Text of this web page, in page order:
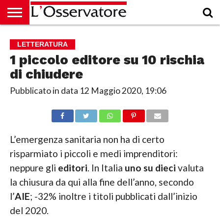
CULTURA
ECONOMIA
RUBRICHE
ARCHIVIO
PODCAST
ABBONAMENTO
CHI
SIAMO
ACCEDI
LETTERATURA
1 piccolo editore su 10 rischia
di chiudere
Pubblicato in data 12 Maggio 2020, 19:06
L’emergenza sanitaria non ha di certo
risparmiato i piccoli e medi imprenditori:
neppure gli editori. In Italia uno su dieci valuta
la chiusura da qui alla fine dell’anno, secondo
l’AIE; -32% inoltre i titoli pubblicati dall’inizio
del 2020.